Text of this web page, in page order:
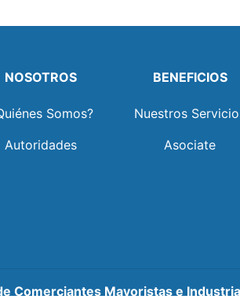
NOSOTROS
Somos?
Autoridades
BENEFICIOS
Nuestros
Asociate
Comerciantes Mayoristas e